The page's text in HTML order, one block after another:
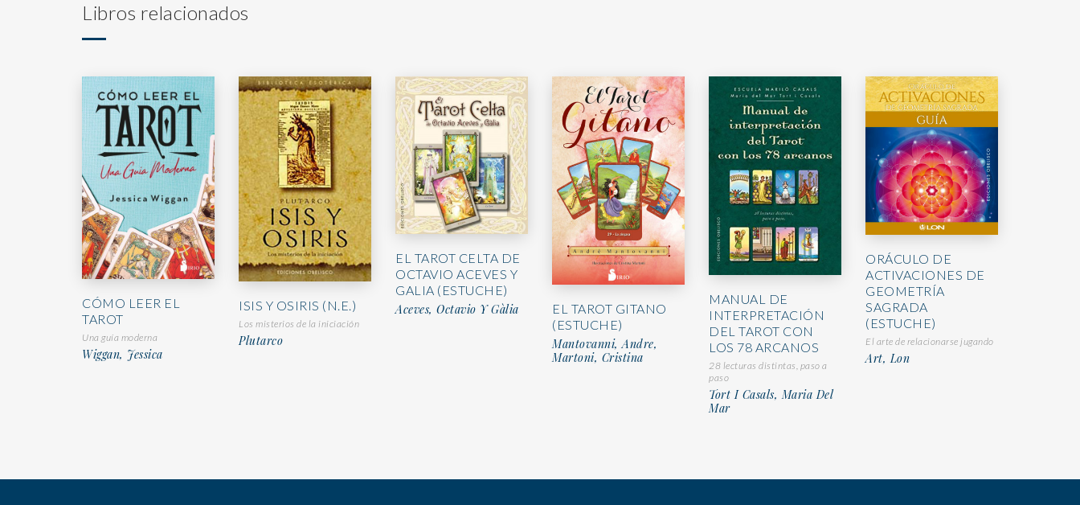
Libros relacionados
CÓMO LEER EL
TAROT
Una guía moderna
Wiggan, Jessica
ISIS Y OSIRIS (N.E.)
Los misterios de la iniciación
Plutarco
EL TAROT CELTA DE
OCTAVIO ACEVES Y
GALIA (ESTUCHE)
Aceves, Octavio Y Gàlia
EL TAROT GITANO
(ESTUCHE)
Mantovanni, Andre,
Martoni, Cristina
MANUAL DE
INTERPRETACIÓN
DEL TAROT CON
LOS 78 ARCANOS
28 lecturas distintas, paso a
paso
Tort I Casals, Maria Del
Mar
ORÁCULO DE
ACTIVACIONES DE
GEOMETRÍA
SAGRADA
(ESTUCHE)
El arte de relacionarse jugando
Art, Lon